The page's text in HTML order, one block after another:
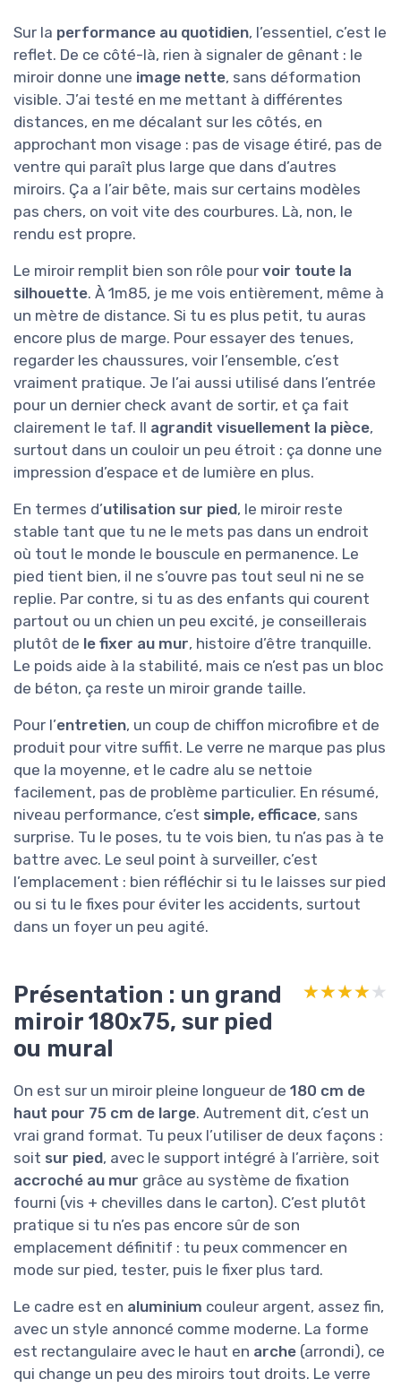
Sur la performance au quotidien, l’essentiel, c’est le
reflet. De ce côté-là, rien à signaler de gênant : le
miroir donne une image nette, sans déformation
visible. J’ai testé en me mettant à différentes
distances, en me décalant sur les côtés, en
approchant mon visage : pas de visage étiré, pas de
ventre qui paraît plus large que dans d’autres
miroirs. Ça a l’air bête, mais sur certains modèles
pas chers, on voit vite des courbures. Là, non, le
rendu est propre.
Le miroir remplit bien son rôle pour voir toute la
silhouette. À 1m85, je me vois entièrement, même à
un mètre de distance. Si tu es plus petit, tu auras
encore plus de marge. Pour essayer des tenues,
regarder les chaussures, voir l’ensemble, c’est
vraiment pratique. Je l’ai aussi utilisé dans l’entrée
pour un dernier check avant de sortir, et ça fait
clairement le taf. Il agrandit visuellement la pièce,
surtout dans un couloir un peu étroit : ça donne une
impression d’espace et de lumière en plus.
En termes d’utilisation sur pied, le miroir reste
stable tant que tu ne le mets pas dans un endroit
où tout le monde le bouscule en permanence. Le
pied tient bien, il ne s’ouvre pas tout seul ni ne se
replie. Par contre, si tu as des enfants qui courent
partout ou un chien un peu excité, je conseillerais
plutôt de le fixer au mur, histoire d’être tranquille.
Le poids aide à la stabilité, mais ce n’est pas un bloc
de béton, ça reste un miroir grande taille.
Pour l’entretien, un coup de chiffon microfibre et de
produit pour vitre suffit. Le verre ne marque pas plus
que la moyenne, et le cadre alu se nettoie
facilement, pas de problème particulier. En résumé,
niveau performance, c’est simple, efficace, sans
surprise. Tu le poses, tu te vois bien, tu n’as pas à te
battre avec. Le seul point à surveiller, c’est
l’emplacement : bien réfléchir si tu le laisses sur pied
ou si tu le fixes pour éviter les accidents, surtout
dans un foyer un peu agité.
Présentation : un grand
miroir 180x75, sur pied
ou mural
★★★★★
★★★★★
On est sur un miroir pleine longueur de 180 cm de
haut pour 75 cm de large. Autrement dit, c’est un
vrai grand format. Tu peux l’utiliser de deux façons :
soit sur pied, avec le support intégré à l’arrière, soit
accroché au mur grâce au système de fixation
fourni (vis + chevilles dans le carton). C’est plutôt
pratique si tu n’es pas encore sûr de son
emplacement définitif : tu peux commencer en
mode sur pied, tester, puis le fixer plus tard.
Le cadre est en aluminium couleur argent, assez fin,
avec un style annoncé comme moderne. La forme
est rectangulaire avec le haut en arche (arrondi), ce
qui change un peu des miroirs tout droits. Le verre